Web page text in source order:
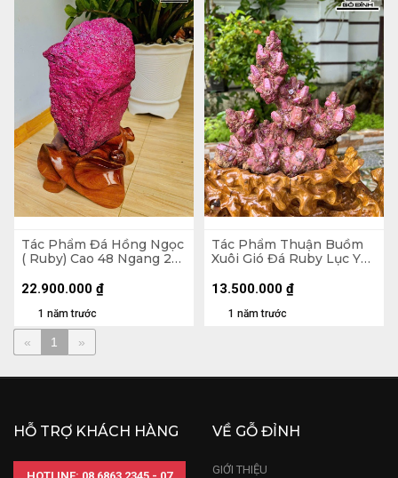
Tác Phẩm Đá Hồng Ngọc
( Ruby) Cao 48 Ngang 23
1 năm trước
22.900.000 ₫
Tác Phẩm Thuận Buồm
Xuôi Gió Đá Ruby Lục Yên
1 năm trước
13.500.000 ₫
« 1 »
HỖ TRỢ KHÁCH HÀNG VỀ GỖ ĐỈNH
GIỚI THIỆU